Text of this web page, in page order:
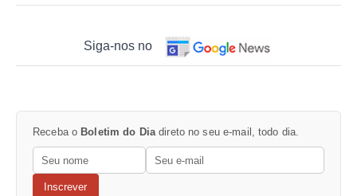
Siga-nos no
Receba o Boletim do Dia direto no seu e-mail, todo dia.
Inscrever